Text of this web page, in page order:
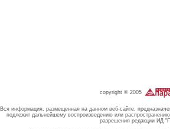
copyright © 2005
Вся информация, размещенная на данном веб-сайте,
подлежит дальнейшему воспроизведению или
разрешения редакции ИД